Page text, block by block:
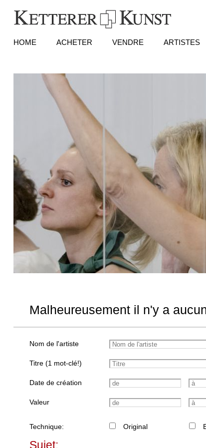
HOME ACHETER VENDRE ARTISTES
Malheureusement il n'y a
Nom de l'artiste
Titre (1 mot-clé!)
Date de création
Valeur
Technique: Original
Sujet: